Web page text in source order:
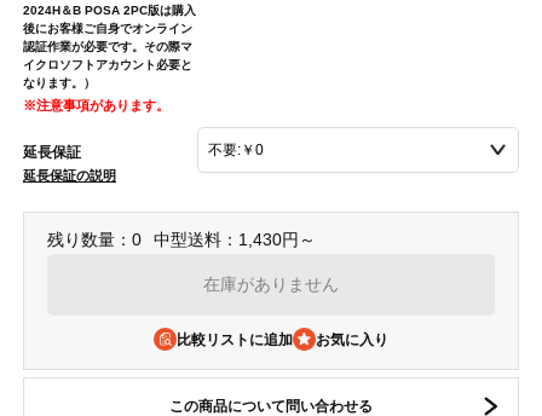
2024H＆B POSA 2PC版は購入
後にお客様ご自身でオンライン
認証作業が必要です。その際マ
イクロソフトアカウント必要と
なります。）
※注意事項があります。
延長保証
延長保証の説明
残り数量：0 中型送料：1,430円～
在庫がありません
比較リストに追加
この商品について問い合わせる